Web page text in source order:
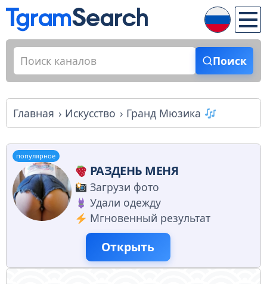
Поиск
Главная Искусство Гранд Мюзика
популярное
РАЗДЕНЬ МЕНЯ
Загрузи фото
Удали одежду
Мгновенный результат
Открыть